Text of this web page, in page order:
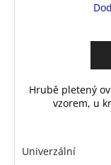
Hrubě pletený
vzorem, u
Univerzální